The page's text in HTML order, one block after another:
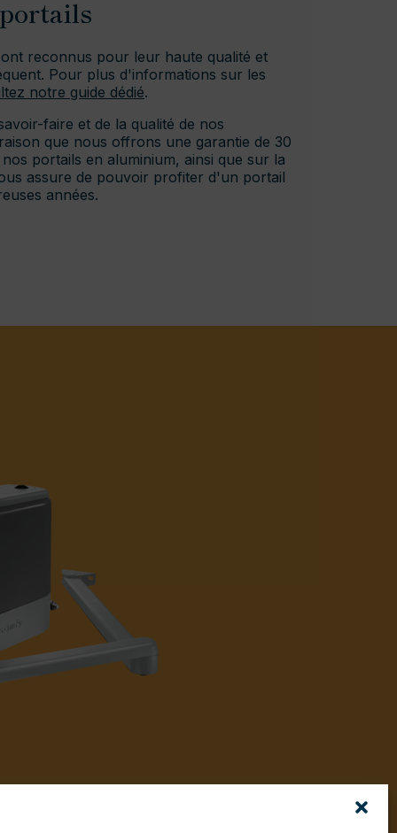
reconnus pour leur haute qualité et
Pour plus d'informations sur les
notre guide dédié.
faire et de la qualité de nos
que nous offrons une garantie de 30
portails en aluminium, ainsi que sur la
assure de pouvoir profiter d'un portail
années.